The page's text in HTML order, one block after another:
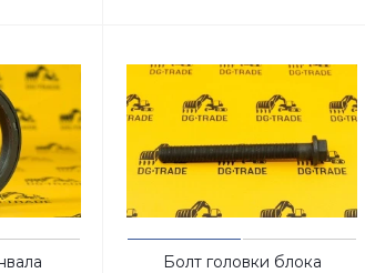
Болт головки блока